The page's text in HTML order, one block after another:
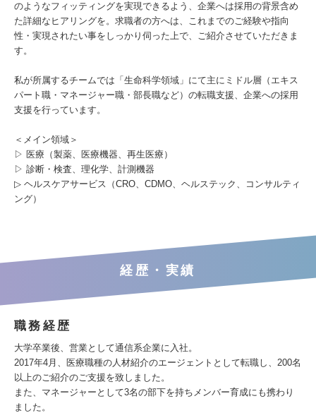
のようなフィッティングを実現できるよう、企業へは採用の背景含め
た詳細なヒアリングを。求職者の方へは、これまでのご経験や指向
性・実現されたい事をしっかり伺った上で、ご紹介させていただきま
す。
私が所属するチームでは「生命科学領域」にて主にミドル層（エキス
パート職・マネージャー職・部長職など）の転職支援、企業への採用
支援を行っています。
＜メイン領域＞
▷ 医療（製薬、医療機器、再生医療）
▷ 診断・検査、理化学、計測機器
▷ ヘルスケアサービス（CRO、CDMO、ヘルステック、コンサルティ
ング）
経歴・実績
職務経歴
大学卒業後、営業として通信系企業に入社。
2017年4月、医療職種の人材紹介のエージェントとして転職し、200名
以上のご紹介のご支援を致しました。
また、マネージャーとして3名の部下を持ちメンバー育成にも携わり
ました。